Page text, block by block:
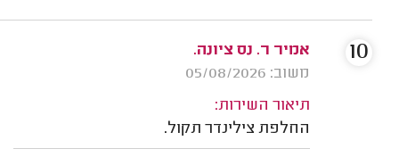
אמיר ר. נס ציונה.
משוב: 05/08/2026
תיאור השירות:
החלפת צילינדר תקול.
10